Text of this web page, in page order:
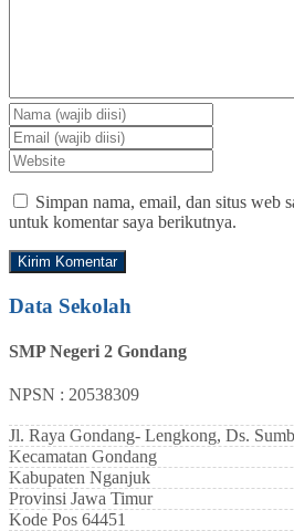
Simpan nama, email, dan situs web
untuk komentar saya berikutnya.
Data Sekolah
SMP Negeri 2 Gondang
NPSN : 20538309
Jl. Raya Gondang- Lengkong, Ds.
Kecamatan Gondang
Kabupaten Nganjuk
Provinsi Jawa Timur
Kode Pos 64451